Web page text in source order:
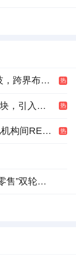
名家汇拟2.6亿元参股至誉科技，跨界布局工业级固态存储 热
恺德集团竞得洪山区园林路地块，引入贝好家C2M产品定位及营销服务 热
家居卖场首单！居然之家24亿机构间REITs获深交所无异议函 热
索菲亚：出海业务坚持“工程+零售”双轮驱动策略